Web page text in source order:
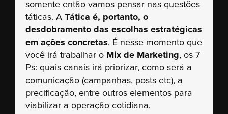
somente então vamos pensar nas questões
táticas. A Tática é, portanto, o
desdobramento das escolhas estratégicas
em ações concretas. É nesse momento que
você irá trabalhar o Mix de Marketing, os 7
Ps: quais canais irá priorizar, como será a
comunicação (campanhas, posts etc), a
precificação, entre outros elementos para
viabilizar a operação cotidiana.